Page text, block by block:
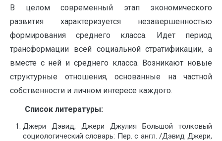
В целом современный этап экономического
развития характеризуется незавершенностью
формирования среднего класса. Идет период
трансформации всей социальной стратификации, а
вместе с ней и среднего класса. Возникают новые
структурные отношения, основанные на частной
собственности и личном интересе каждого.
Список литературы:
Джери Дэвид, Джери Джулия Большой толковый
социологический словарь: Пер. с англ. /Дэвид Джери,